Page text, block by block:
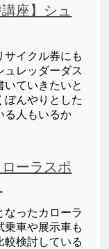
座】シュ
サイクル券にも
ュレッダーダス
いていきたいと
ぼんやりとした
る人もいるか
ローラスポ
なったカローラ
乗車や展示車も
較検討している